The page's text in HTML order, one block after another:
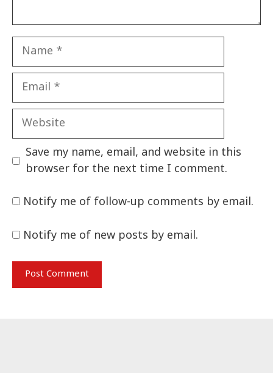
Name
Email
Website
Save my name, email, and website in this
browser for the next time I comment.
Notify me of follow-up comments by email.
Notify me of new posts by email.